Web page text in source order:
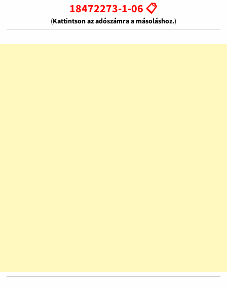
18472273-1-06 📋
(Kattintson az adószámra a másoláshoz.)